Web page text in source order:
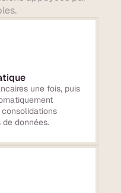
une fois, puis
données.